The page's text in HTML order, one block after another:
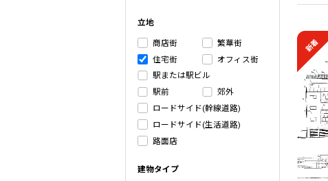
新着
立地
商店街
繁華街
住宅街
オフィス街
駅または駅ビル
駅前
郊外
ロードサイド(幹線道路)
ロードサイド(生活道路)
路面店
建物タイプ